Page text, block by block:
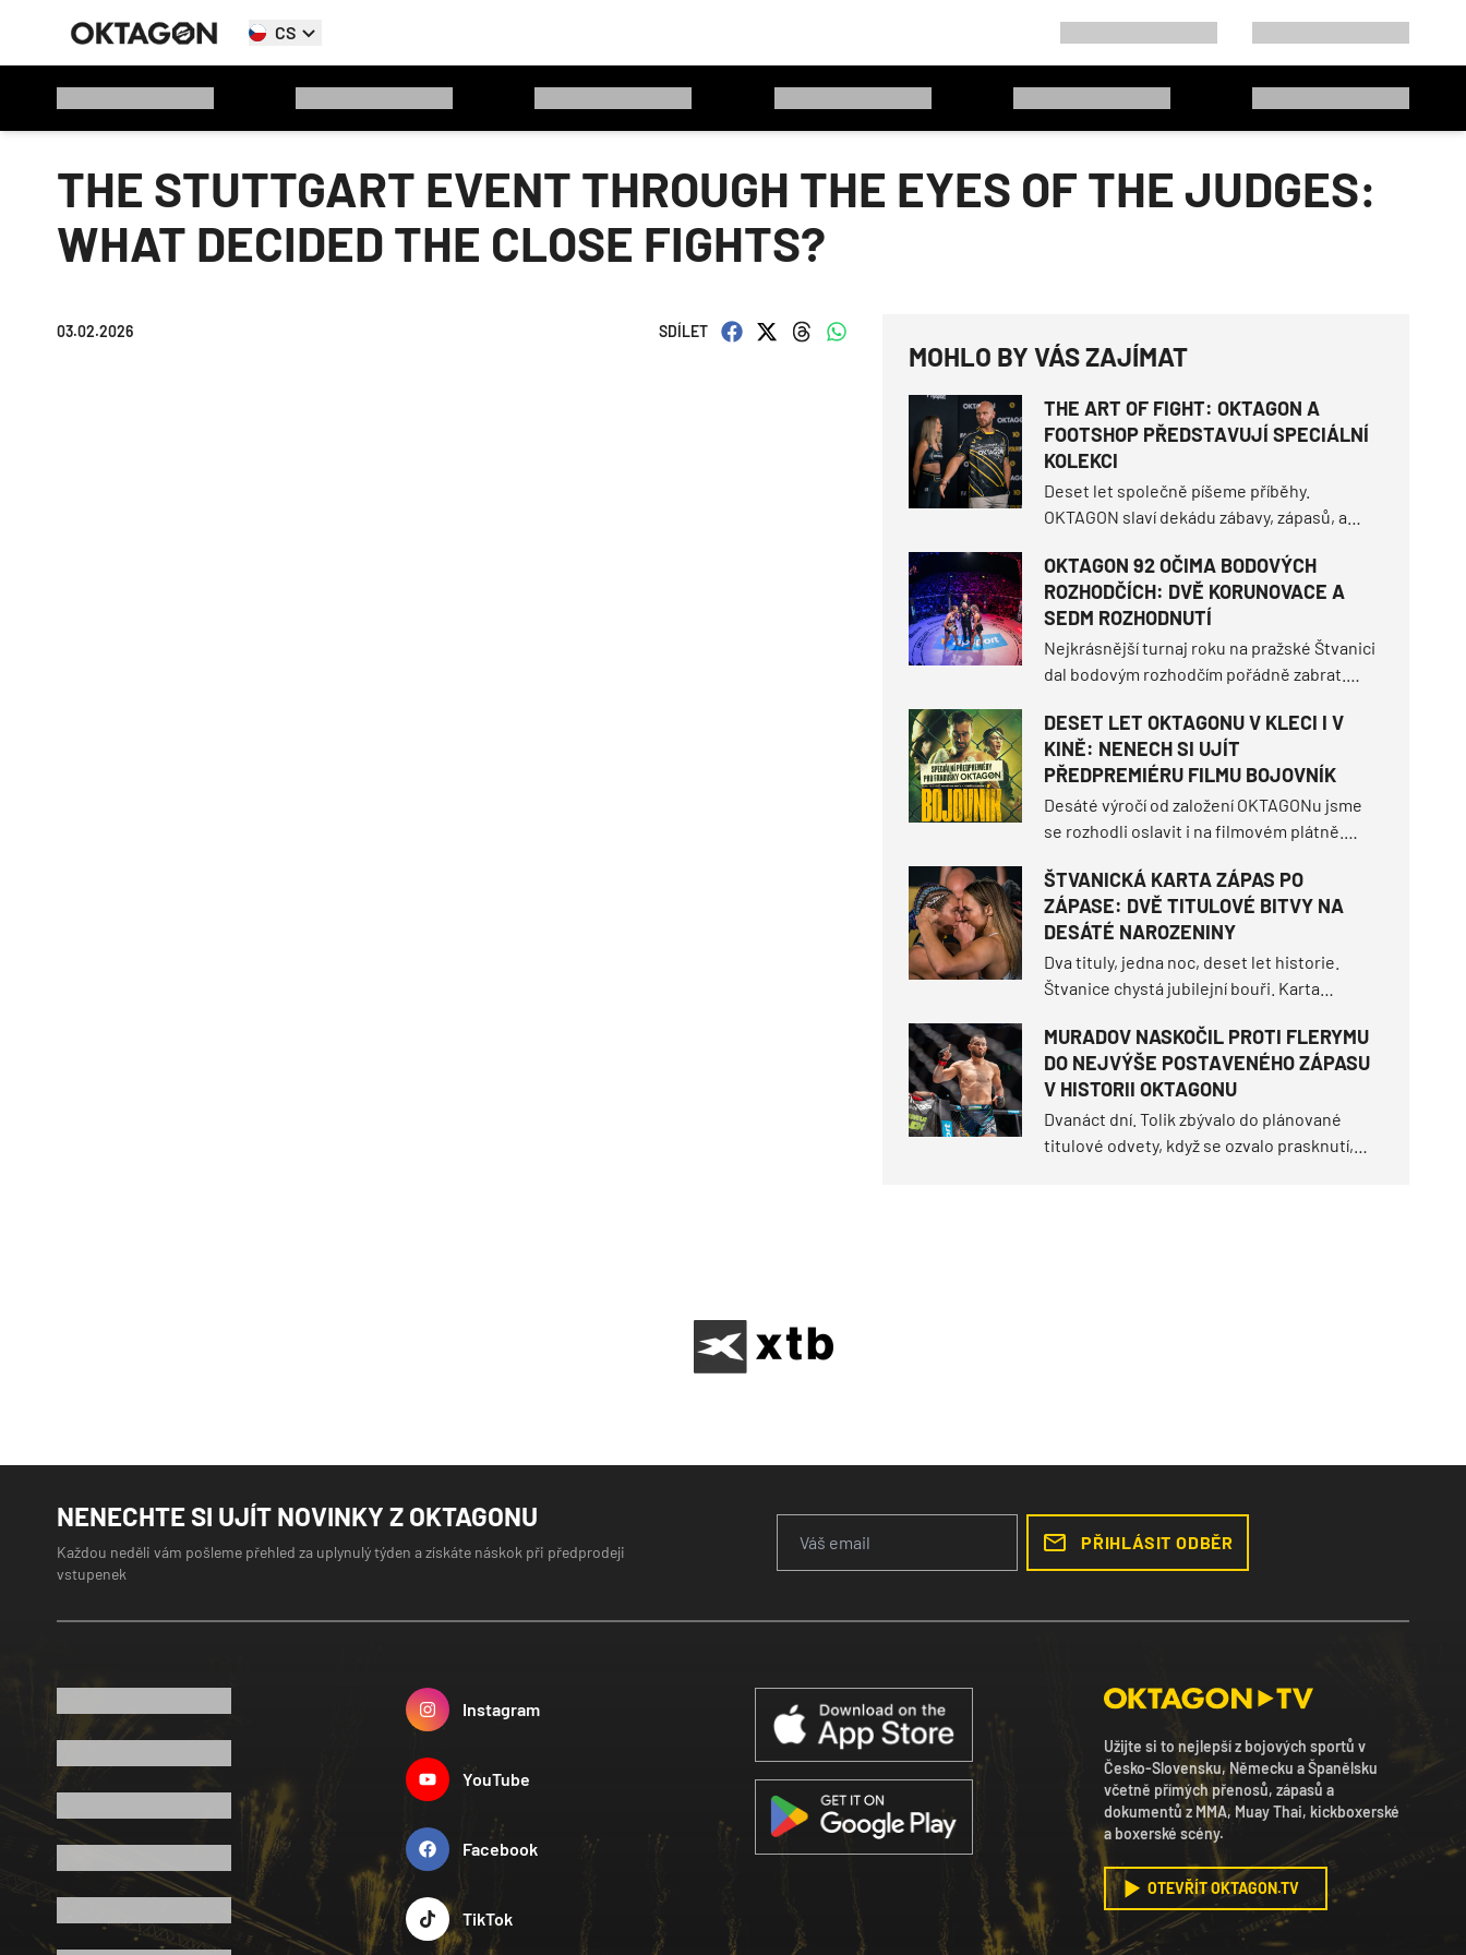
CS
THE STUTTGART EVENT THROUGH THE EYES OF THE JUDGES:
WHAT DECIDED THE CLOSE FIGHTS?
03.02.2026 SDÍLET
MOHLO BY VÁS ZAJÍMAT
THE ART OF FIGHT: OKTAGON A
FOOTSHOP PŘEDSTAVUJÍ SPECIÁLNÍ
KOLEKCI
Deset let společně píšeme příběhy.
OKTAGON slaví dekádu zábavy, zápasů, a
příležitosti tohoto milníku jsme spojili síly s
Footshopem a vytvořili jsme speciální
kolekci The Art of Fight.
OKTAGON 92 OČIMA BODOVÝCH
ROZHODČÍCH: DVĚ KORUNOVACE A
SEDM ROZHODNUTÍ
Nejkrásnější turnaj roku na pražské Štvanici
dal bodovým rozhodčím pořádně zabrat.
limitem, ale hned sedm z deseti duelů
muselo nakonec rozseknout skóre na
kartách.
DESET LET OKTAGONU V KLECI I V
KINĚ: NENECH SI UJÍT
PŘEDPREMIÉRU FILMU BOJOVNÍK
Desáté výročí od založení OKTAGONu jsme
se rozhodli oslavit i na filmovém plátně.
film z prostředí MMA – BOJOVNÍK, který 13.
srpna vstoupí do českých kin. Než se tak
stane, můžeš být mezi úplně prvními diváky.
ŠTVANICKÁ KARTA ZÁPAS PO
ZÁPASE: DVĚ TITULOVÉ BITVY NA
DESÁTÉ NAROZENINY
Dva tituly, jedna noc, deset let historie.
Štvanice chystá jubilejní bouři. Karta
klece, české derby dvou mladých talentů a
mnoho dalšího. Připrav se na letní turnaj,
který přepíše dějiny. Projdi si kompletní
přehled toho, co nás na Štvanici čeká.
MURADOV NASKOČIL PROTI FLERYMU
DO NEJVÝŠE POSTAVENÉHO ZÁPASU
V HISTORII OKTAGONU
Dvanáct dní. Tolik zbývalo do plánované
titulové odvety, když se ozvalo prasknutí,
NENECHTE SI UJÍT NOVINKY Z OKTAGONU
Každou neděli vám pošleme přehled za uplynulý týden a získáte náskok při předprodeji
vstupenek
PŘIHLÁSIT ODBĚR
Instagram
YouTube
Facebook
TikTok
Užijte si to nejlepší z bojových sportů v
Česko-Slovensku, Německu a Španělsku
včetně přímých přenosů, zápasů a
dokumentů z MMA, Muay Thai, kickboxerské
a boxerské scény.
OTEVŘÍT OKTAGON.TV